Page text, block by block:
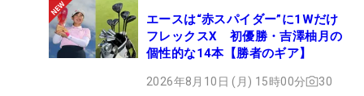
エースは“赤スパイダー”に1Wだけ
フレックスX 初優勝・吉澤柚月の
個性的な14本【勝者のギア】
2026年8月10日 (月) 15時00分 30